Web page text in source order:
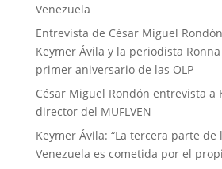
Venezuela
Entrevista de César Miguel
Keymer Ávila y la periodista
primer aniversario de las OLP
César Miguel Rondón entrevista a
director del MUFLVEN
Keymer Ávila: “La tercera parte
Venezuela es cometida por el